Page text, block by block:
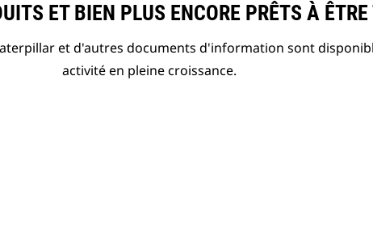
ET BIEN PLUS ENCORE PRÊTS À
et d'autres documents d'information sont
activité en pleine croissance.